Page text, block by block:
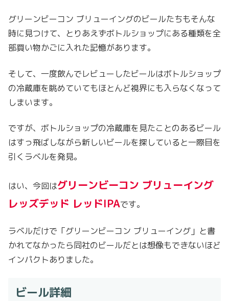
グリーンビーコン ブリューイングのビールたちもそんな
時に見つけて、とりあえずボトルショップにある種類を全
部買い物かごに入れた記憶があります。
そして、一度飲んでレビューしたビールはボトルショップ
の冷蔵庫を眺めていてもほとんど視界にも入らなくなって
しまいます。
ですが、ボトルショップの冷蔵庫を見たことのあるビール
はすっ飛ばしながら新しいビールを探していると一際目を
引くラベルを発見。
はい、今回はグリーンビーコン ブリューイング
レッズデッド レッドIPAです。
ラベルだけで「グリーンビーコン ブリューイング」と書
かれてなかったら同社のビールだとは想像もできないほど
インパクトありました。
ビール詳細